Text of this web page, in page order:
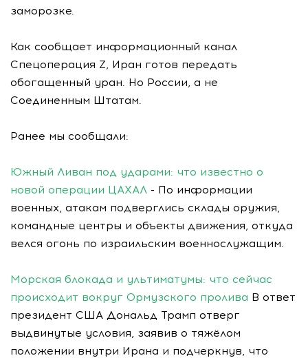
заморозке.
Как сообщает информационный канал
Спецоперация Z, Иран готов передать
обогащенный уран. Но России, а не
Соединенным Штатам.
Ранее мы сообщали:
Южный Ливан под ударами: что известно о
новой операции ЦАХАЛ - По информации
военных, атакам подверглись склады оружия,
командные центры и объекты движения, откуда
велся огонь по израильским военнослужащим.
Морская блокада и ультиматумы: что сейчас
происходит вокруг Ормузского пролива В ответ
президент США Дональд Трамп отверг
выдвинутые условия, заявив о тяжёлом
положении внутри Ирана и подчеркнув, что